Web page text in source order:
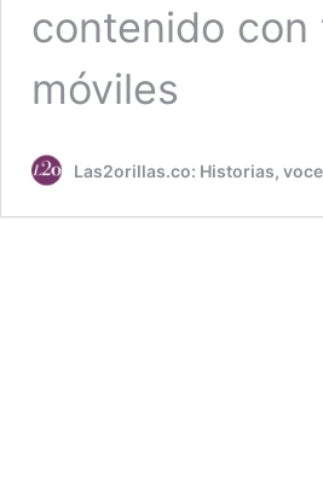
contenido con
móviles
Las2orillas.co: Historias,